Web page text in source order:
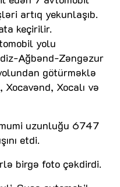
artıq yekunlaşıb.
keçirilir.
yolu
Ağbənd-Zəngəzur
götürməklə
Xocalı və
uzunluğu 6747
etdi.
birgə foto çəkdirdi.